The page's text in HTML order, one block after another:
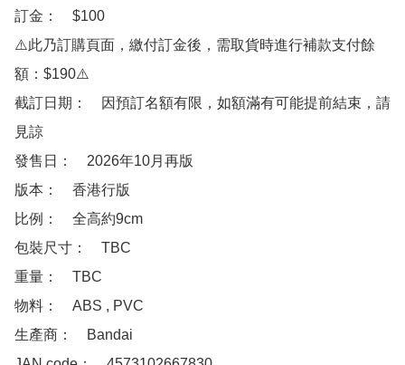
訂金：　$100
⚠️此乃訂購頁面，繳付訂金後，需取貨時進行補款支付餘
額：$190⚠️
截訂日期：　因預訂名額有限，如額滿有可能提前結束，請
見諒
發售日：　2026年10月再版
版本：　香港行版
比例：　全高約9cm
包裝尺寸：　TBC
重量：　TBC
物料：　ABS , PVC
生產商：　Bandai